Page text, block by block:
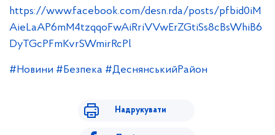
https://www.facebook.com/desn.rda/posts/pfbid0iM
AieLaAP6mM4tzqqoFwAiRriVVwErZGtiSs8cBsWhiB6
DyTGcPFmKvrSWmirRcPl
#Новини #Безпека #ДеснянськийРайон
Надрукувати